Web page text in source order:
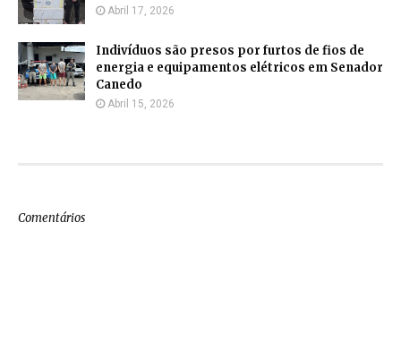
Abril 17, 2026
Indivíduos são presos por furtos de fios de
energia e equipamentos elétricos em Senador
Canedo
Abril 15, 2026
Comentários